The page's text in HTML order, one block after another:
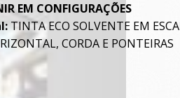
EM CONFIGURAÇÕES
TINTA ECO SOLVENTE EM
CORDA E PONTEIRAS